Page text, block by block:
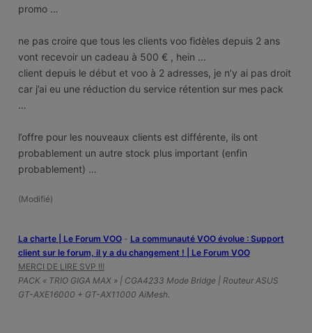
promo …
ne pas croire que tous les clients voo fidèles depuis 2 ans
vont recevoir un cadeau à 500 € , hein …
client depuis le début et voo à 2 adresses, je n’y ai pas droit
car j’ai eu une réduction du service rétention sur mes pack
…
l’offre pour les nouveaux clients est différente, ils ont
probablement un autre stock plus important (enfin
probablement) …
(Modifié)
La charte | Le Forum VOO- ‎La communauté VOO évolue : Support
client sur le forum, il y a du changement ! | Le Forum VOO
MERCI DE LIRE SVP !!!
PACK « TRIO GIGA MAX » | CGA4233 Mode Bridge | Routeur ASUS
GT-AXE16000 + GT-AX11000 AiMesh.